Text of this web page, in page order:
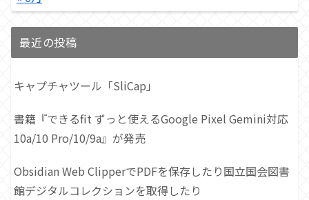
最近の投稿
キャプチャツール「SliCap」
書籍『できるfit ずっと使えるGoogle Pixel Gemini対応
10a/10 Pro/10/9a』が発売
Obsidian Web ClipperでPDFを保存したり国立国会図書
館デジタルコレクションを取得したり